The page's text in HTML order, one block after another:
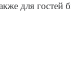
для гостей